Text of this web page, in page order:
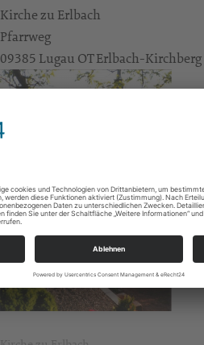
Kirche zu Erlbach
Pfarrweg
09385 Lugau OT Erlbach-Kirchberg